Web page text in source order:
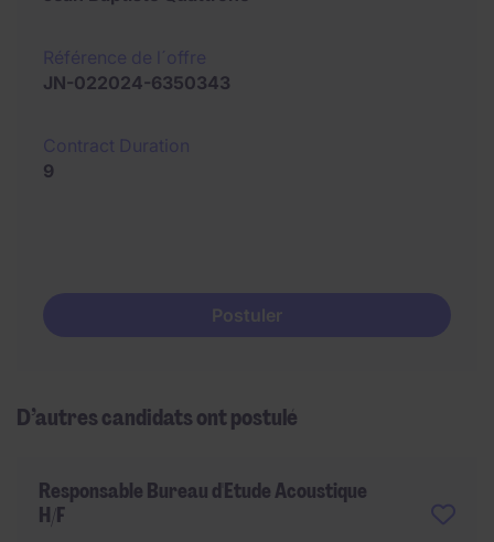
JN-022024-6350343
9
Postuler
D’autres candidats ont postulé
Responsable Bureau d'Etude Acoustique
H/F